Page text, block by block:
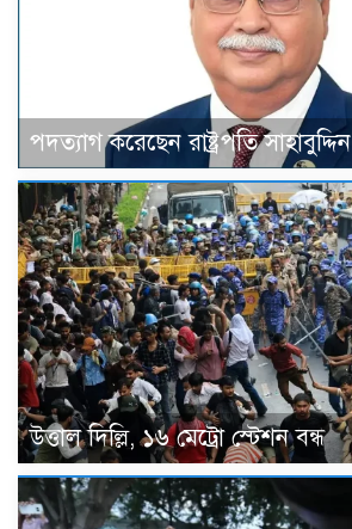
পদত্যাগ করেছেন রাষ্ট্রপতি সাহাবুদ্দিন
উত্তাল দিল্লি, ১৬ মেট্রো স্টেশন বন্ধ